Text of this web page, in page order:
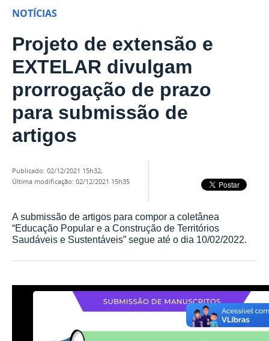
NOTÍCIAS
Projeto de extensão e
EXTELAR divulgam
prorrogação de prazo
para submissão de
artigos
publicado: 02/12/2021 15h32,
última modificação: 02/12/2021 15h35
A submissão de artigos para compor a coletânea
“Educação Popular e a Construção de Territórios
Saudáveis e Sustentáveis” segue até o dia 10/02/2022.